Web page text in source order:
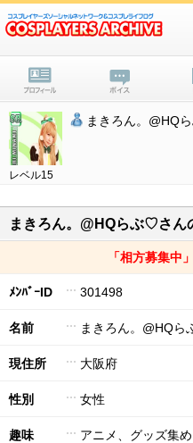
レベル15
まきろん。@HQ
まきろん。@HQらぶ♡さん
「相方募集中」
ﾒﾝﾊﾞｰID 301498
名前 まきろん。@HQ
現住所 大阪府
性別 女性
趣味
アニメ、グッズ集